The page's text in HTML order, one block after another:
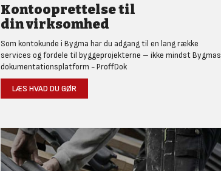
Kontooprettelse til
din virksomhed
Som kontokunde i Bygma har du adgang til en lang række
services og fordele til byggeprojekterne – ikke mindst Bygmas
dokumentationsplatform - ProffDok
LÆS HVAD DU GØR